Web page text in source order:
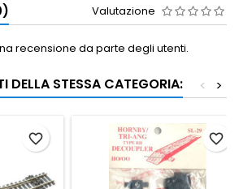
Valutazione
recensione da parte degli utenti.
DELLA STESSA CATEGORIA: >
<
favorite_border favorite_border